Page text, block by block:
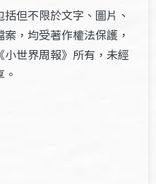
但不限於文字、圖片、
，均受著作權法保護，
世界周報》所有，未經